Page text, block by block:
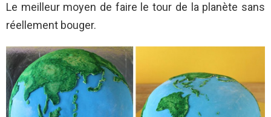
Le meilleur moyen de faire le tour de la planète sans
réellement bouger.